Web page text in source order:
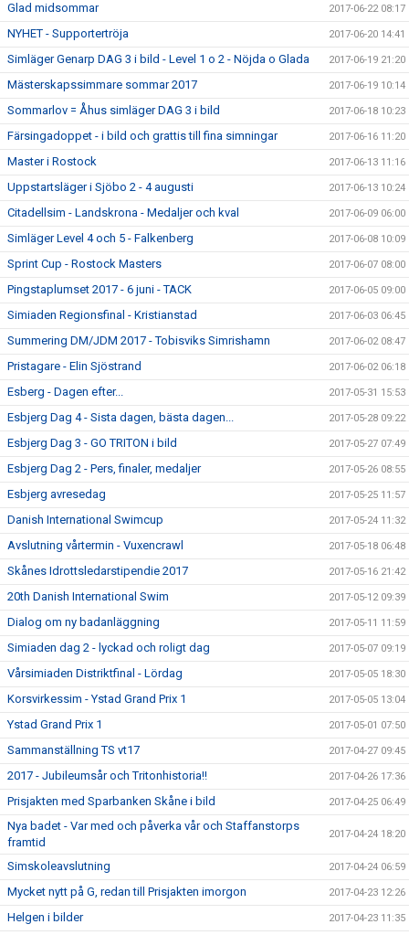
Glad midsommar 2017-06-22 08:17
NYHET - Supportertröja 2017-06-20 14:41
Simläger Genarp DAG 3 i bild - Level 1 o 2 - Nöjda o Glada 2017-06-19 21:20
Mästerskapssimmare sommar 2017 2017-06-19 10:14
Sommarlov = Åhus simläger DAG 3 i bild 2017-06-18 10:23
Färsingadoppet - i bild och grattis till fina simningar 2017-06-16 11:20
Master i Rostock 2017-06-13 11:16
Uppstartsläger i Sjöbo 2 - 4 augusti 2017-06-13 10:24
Citadellsim - Landskrona - Medaljer och kval 2017-06-09 06:00
Simläger Level 4 och 5 - Falkenberg 2017-06-08 10:09
Sprint Cup - Rostock Masters 2017-06-07 08:00
Pingstaplumset 2017 - 6 juni - TACK 2017-06-05 09:00
Simiaden Regionsfinal - Kristianstad 2017-06-03 06:45
Summering DM/JDM 2017 - Tobisviks Simrishamn 2017-06-02 08:47
Pristagare - Elin Sjöstrand 2017-06-02 06:18
Esberg - Dagen efter... 2017-05-31 15:53
Esbjerg Dag 4 - Sista dagen, bästa dagen... 2017-05-28 09:22
Esbjerg Dag 3 - GO TRITON i bild 2017-05-27 07:49
Esbjerg Dag 2 - Pers, finaler, medaljer 2017-05-26 08:55
Esbjerg avresedag 2017-05-25 11:57
Danish International Swimcup 2017-05-24 11:32
Avslutning vårtermin - Vuxencrawl 2017-05-18 06:48
Skånes Idrottsledarstipendie 2017 2017-05-16 21:42
20th Danish International Swim 2017-05-12 09:39
Dialog om ny badanläggning 2017-05-11 11:59
Simiaden dag 2 - lyckad och roligt dag 2017-05-07 09:19
Vårsimiaden Distriktfinal - Lördag 2017-05-05 18:30
Korsvirkessim - Ystad Grand Prix 1 2017-05-05 13:04
Ystad Grand Prix 1 2017-05-01 07:50
Sammanställning TS vt17 2017-04-27 09:45
2017 - Jubileumsår och Tritonhistoria!! 2017-04-26 17:36
Prisjakten med Sparbanken Skåne i bild 2017-04-25 06:49
Nya badet - Var med och påverka vår och Staffanstorps
framtid
2017-04-24 18:20
Simskoleavslutning 2017-04-24 06:59
Mycket nytt på G, redan till Prisjakten imorgon 2017-04-23 12:26
Helgen i bilder 2017-04-23 11:35